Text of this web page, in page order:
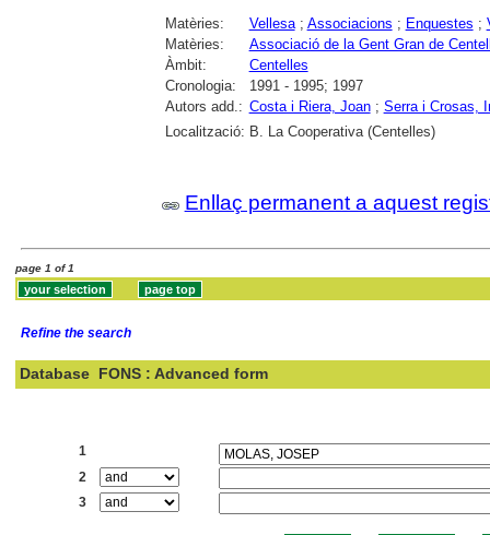
Matèries: Vellesa; Associacions ; Enquestes ;
Matèries:
Associació de la Gent Gran de
Àmbit:
Centelles
Cronologia:
1991 - 1995; 1997
Autors add.: Costa i Riera, Joan; Serra i Crosas,
Localització: B. La Cooperativa (Centelles)
Enllaç permanent a aquest
page 1 of 1
Refine the search
Database FONS : Advanced form
1
2
3